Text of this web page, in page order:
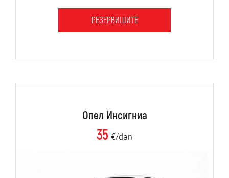
РЕЗЕРВИШИТЕ
Опел Инсигниа
35 €/dan